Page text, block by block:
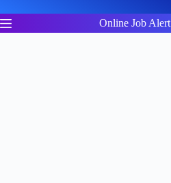
to
content
Online Job Alert